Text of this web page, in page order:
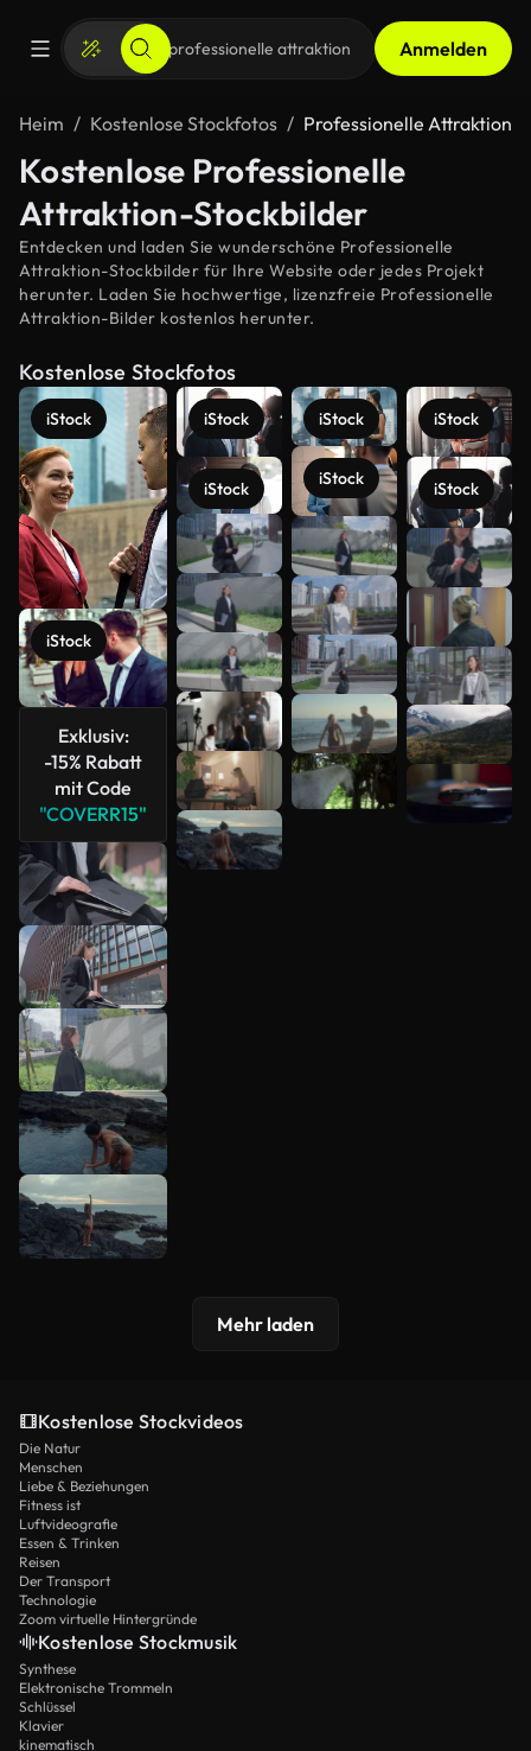
Anmelden
Heim Kostenlose Stockfotos Professionelle Attraktion
Kostenlose Professionelle
Attraktion-Stockbilder
Entdecken und laden Sie wunderschöne Professionelle
Attraktion-Stockbilder für Ihre Website oder jedes Projekt
herunter. Laden Sie hochwertige, lizenzfreie Professionelle
Attraktion-Bilder kostenlos herunter.
Kostenlose Stockfotos
iStock
iStock
Exklusiv:
-15% Rabatt
mit Code
"COVERR15"
iStock
iStock
iStock
iStock
iStock
iStock
Mehr
anzeigen
Mehr laden
Kostenlose Stockvideos
Die Natur
Menschen
Liebe & Beziehungen
Fitness ist
Luftvideografie
Essen & Trinken
Reisen
Der Transport
Technologie
Zoom virtuelle Hintergründe
Kostenlose Stockmusik
Synthese
Elektronische Trommeln
Schlüssel
Klavier
kinematisch